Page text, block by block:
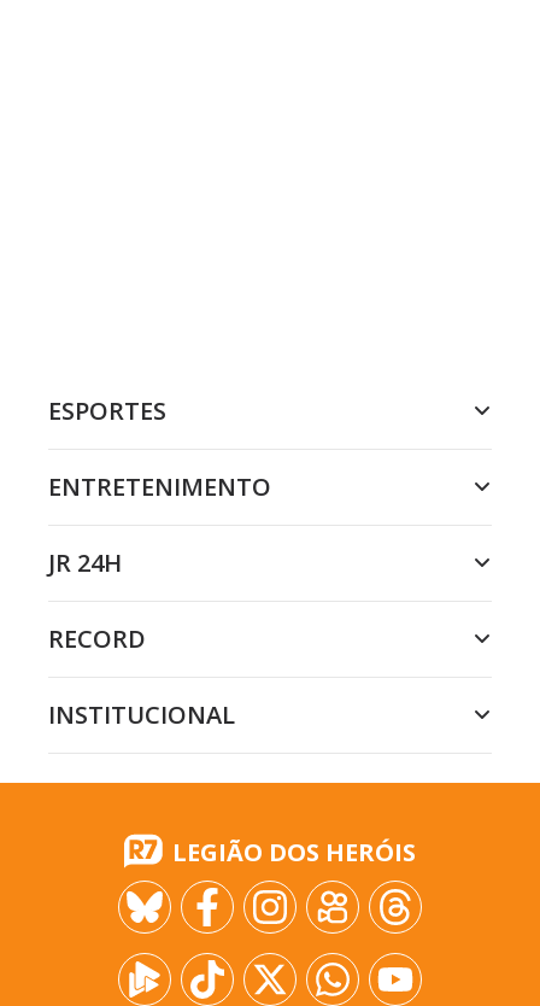
ESPORTES
ENTRETENIMENTO
JR 24H
RECORD
INSTITUCIONAL
LEGIÃO DOS HERÓIS